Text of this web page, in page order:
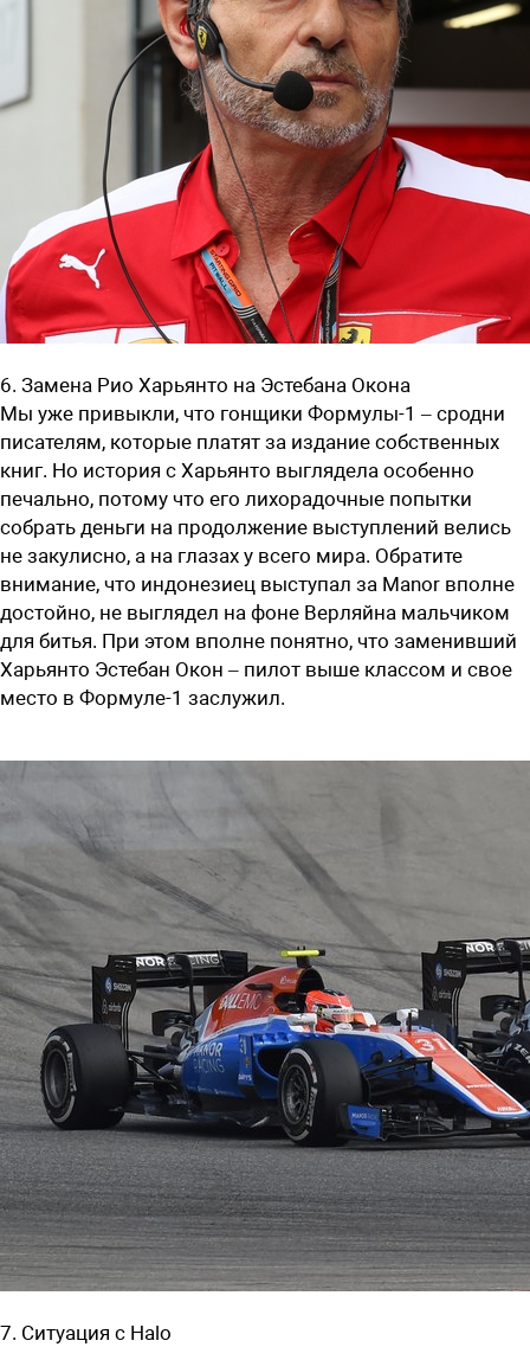
6. Замена Рио Харьянто на Эстебана Окона
Мы уже привыкли, что гонщики Формулы-1 – сродни
писателям, которые платят за издание собственных
книг. Но история с Харьянто выглядела особенно
печально, потому что его лихорадочные попытки
собрать деньги на продолжение выступлений велись
не закулисно, а на глазах у всего мира. Обратите
внимание, что индонезиец выступал за Manor вполне
достойно, не выглядел на фоне Верляйна мальчиком
для битья. При этом вполне понятно, что заменивший
Харьянто Эстебан Окон – пилот выше классом и свое
место в Формуле-1 заслужил.
7. Ситуация с Halo